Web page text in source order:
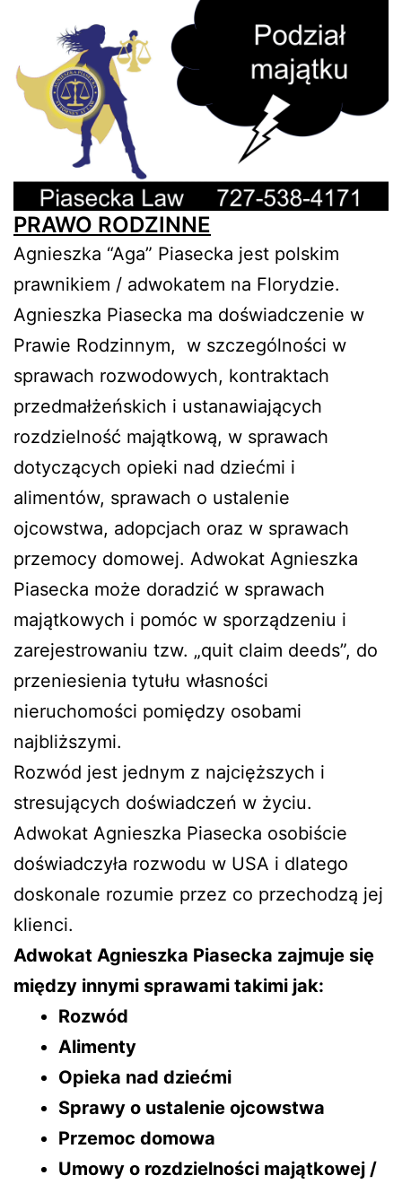
PRAWO RODZINNE
Agnieszka “Aga” Piasecka jest polskim
prawnikiem / adwokatem na Florydzie.
Agnieszka Piasecka ma doświadczenie w
Prawie Rodzinnym, w szczególności w
sprawach rozwodowych, kontraktach
przedmałżeńskich i ustanawiających
rozdzielność majątkową, w sprawach
dotyczących opieki nad dziećmi i
alimentów, sprawach o ustalenie
ojcowstwa, adopcjach oraz w sprawach
przemocy domowej. Adwokat Agnieszka
Piasecka może doradzić w sprawach
majątkowych i pomóc w sporządzeniu i
zarejestrowaniu tzw. „quit claim deeds”, do
przeniesienia tytułu własności
nieruchomości pomiędzy osobami
najbliższymi.
Rozwód jest jednym z najcięższych i
stresujących doświadczeń w życiu.
Adwokat Agnieszka Piasecka osobiście
doświadczyła rozwodu w USA i dlatego
doskonale rozumie przez co przechodzą jej
klienci.
Adwokat Agnieszka Piasecka zajmuje się
między innymi sprawami takimi jak:
Rozwód
Alimenty
Opieka nad dziećmi
Sprawy o ustalenie ojcowstwa
Przemoc domowa
Umowy o rozdzielności majątkowej /